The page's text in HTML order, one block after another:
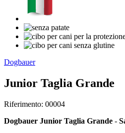
Dogbauer
Junior Taglia Grande
Riferimento: 00004
Dogbauer Junior Taglia Grande -